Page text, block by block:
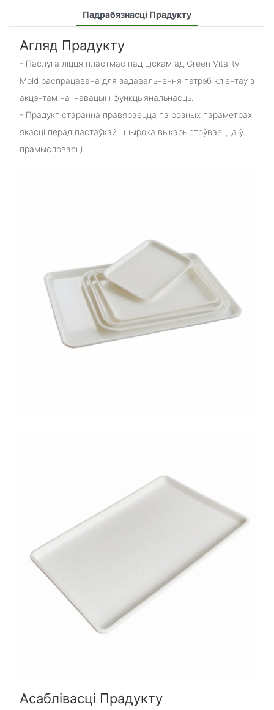
Падрабязнасці Прадукту
Агляд Прадукту
- Паслуга ліцця пластмас пад ціскам ад Green Vitality
Mold распрацавана для задавальнення патрэб кліентаў з
акцэнтам на інавацыі і функцыянальнасць.
- Прадукт старанна правяраецца па розных параметрах
якасці перад пастаўкай і шырока выкарыстоўваецца ў
прамысловасці.
Асаблівасці Прадукту